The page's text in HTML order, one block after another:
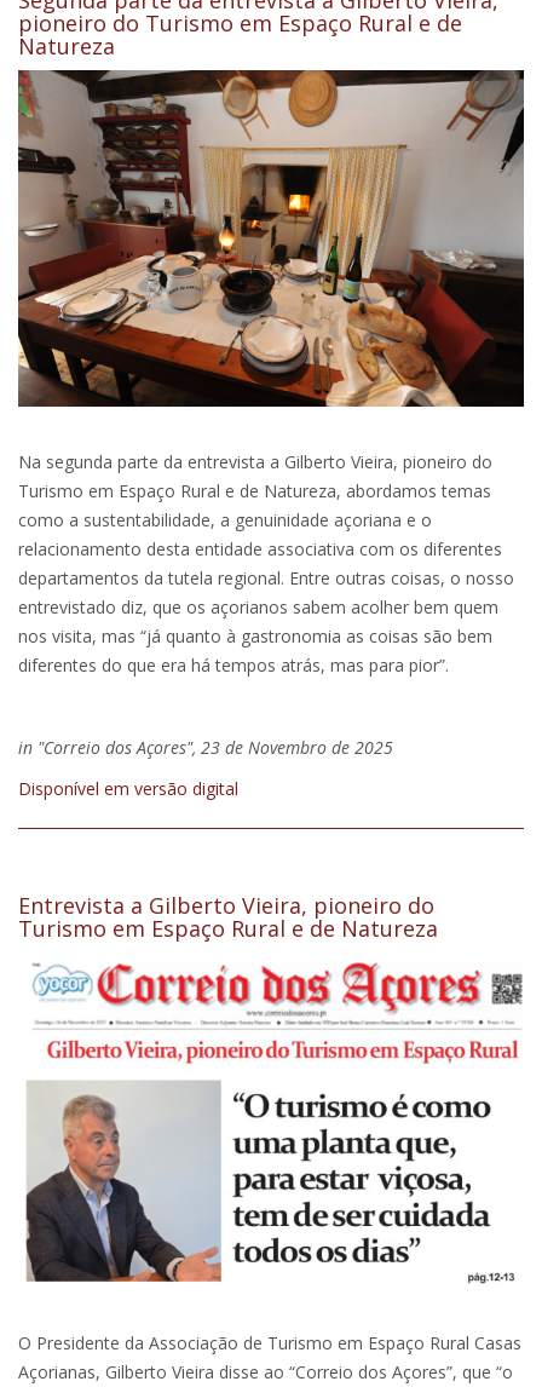
pioneiro do Turismo em Espaço Rural e de
Natureza
Na segunda parte da entrevista a Gilberto Vieira, pioneiro do
Turismo em Espaço Rural e de Natureza, abordamos temas
como a sustentabilidade, a genuinidade açoriana e o
relacionamento desta entidade associativa com os diferentes
departamentos da tutela regional. Entre outras coisas, o nosso
entrevistado diz, que os açorianos sabem acolher bem quem
nos visita, mas “já quanto à gastronomia as coisas são bem
diferentes do que era há tempos atrás, mas para pior”.
in "Correio dos Açores", 23 de Novembro de 2025
Disponível em versão digital
Entrevista a Gilberto Vieira, pioneiro do
Turismo em Espaço Rural e de Natureza
O Presidente da Associação de Turismo em Espaço Rural Casas
Açorianas, Gilberto Vieira disse ao “Correio dos Açores”, que “o